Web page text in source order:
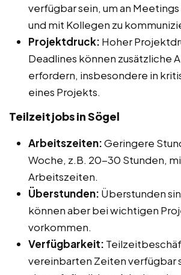
verfügbar sein, um an
und mit Kollegen zu
Projektdruck: Hoher
Deadlines können zusätzliche
erfordern, insbesondere in
eines Projekts.
Teilzeitjobs in Sögel
Arbeitszeiten:Geringere
Woche, z.B. 20-30 Stunden,
Arbeitszeiten.
Überstunden: Überstunden
können aber bei wichtigen
vorkommen.
Verfügbarkeit:
vereinbarten Zeiten verfügbar